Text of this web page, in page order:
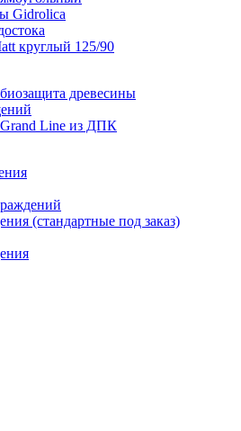
Gidrolica
круглый 125/90
древесины
Grand Line из ДПК
(стандартные под заказ)